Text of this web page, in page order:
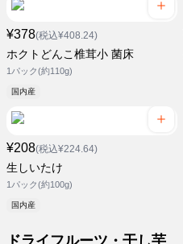
¥378(税込¥408.24)
ホクトどんこ椎茸小 菌床
1パック(約110g)
国内産
¥208(税込¥224.64)
生しいたけ
1パック(約100g)
国内産